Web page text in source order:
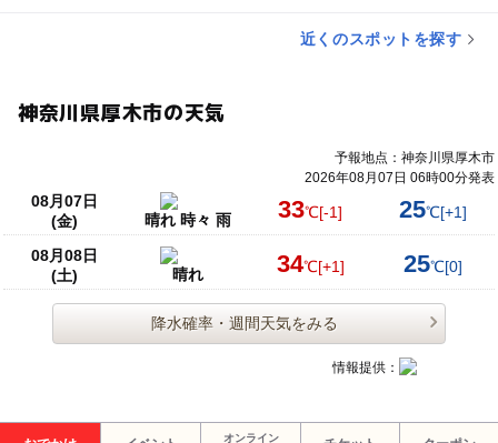
近くのスポットを探す
神奈川県厚木市の天気
予報地点：神奈川県厚木市
2026年08月07日 06時00分発表
08月07日
(金)
晴れ 時々 雨 33℃[-1] 25℃[+1]
08月08日
(土)
晴れ 34℃[+1] 25℃[0]
降水確率・週間天気をみる
情報提供：
オンライン